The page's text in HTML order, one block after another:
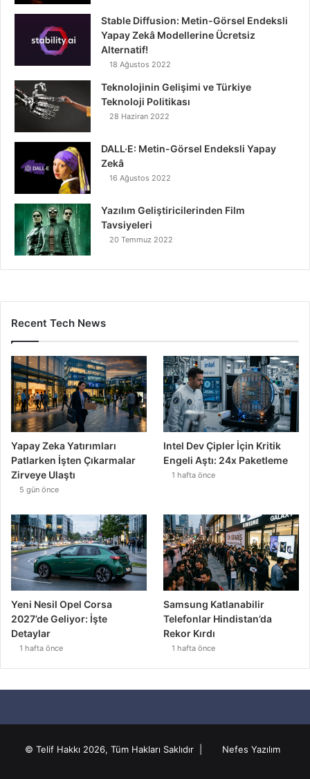
Stable Diffusion: Metin-Görsel Endeksli
Yapay Zekâ Modellerine Ücretsiz
Alternatif!
18 Ağustos 2022
Teknolojinin Gelişimi ve Türkiye
Teknoloji Politikası
28 Haziran 2022
DALL·E: Metin-Görsel Endeksli Yapay
Zekâ
16 Ağustos 2022
Yazılım Geliştiricilerinden Film
Tavsiyeleri
20 Temmuz 2022
Recent Tech News
Yapay Zeka Yatırımları
Patlarken İşten Çıkarmalar
Zirveye Ulaştı
5 gün önce
Intel Dev Çipler İçin Kritik
Engeli Aştı: 24x Paketleme
1 hafta önce
Yeni Nesil Opel Corsa
2027’de Geliyor: İşte
Detaylar
1 hafta önce
Samsung Katlanabilir
Telefonlar Hindistan’da
Rekor Kırdı
1 hafta önce
© Telif Hakkı 2026, Tüm Hakları Saklıdır | Nefes Yazılım